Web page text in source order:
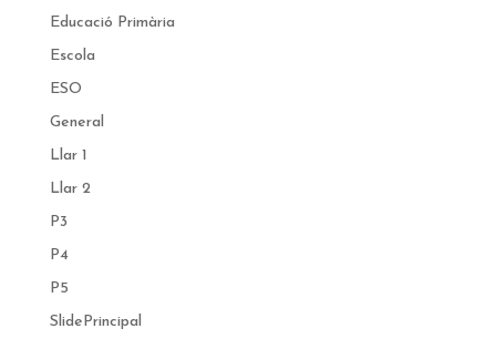
Educació Primària
Escola
ESO
General
Llar 1
Llar 2
P3
P4
P5
SlidePrincipal